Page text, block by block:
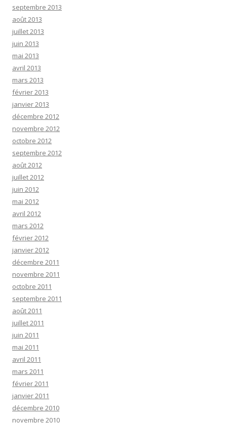
septembre 2013
août 2013
juillet 2013
juin 2013
mai 2013
avril 2013
mars 2013
février 2013
janvier 2013
décembre 2012
novembre 2012
octobre 2012
septembre 2012
août 2012
juillet 2012
juin 2012
mai 2012
avril 2012
mars 2012
février 2012
janvier 2012
décembre 2011
novembre 2011
octobre 2011
septembre 2011
août 2011
juillet 2011
juin 2011
mai 2011
avril 2011
mars 2011
février 2011
janvier 2011
décembre 2010
novembre 2010